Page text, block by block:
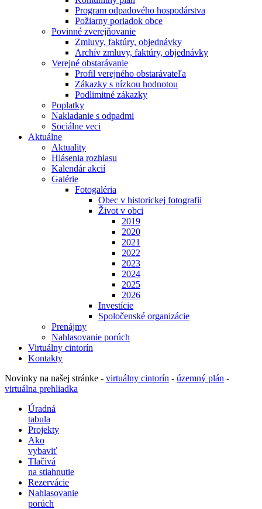
Program odpadového hospodárstva
Požiarny poriadok obce
Povinné zverejňovanie
Zmluvy, faktúry, objednávky
Archív zmluvy, faktúry, objednávky
Verejné obstarávanie
Profil verejného obstarávateľa
Zákazky s nízkou hodnotou
Podlimitné zákazky
Poplatky
Nakladanie s odpadmi
Sociálne veci
Aktuálne
Aktuality
Hlásenia rozhlasu
Kalendár akcií
Galérie
Fotogaléria
Obec v historickej fotografii
Život v obci
2019
2020
2021
2022
2023
2024
2025
2026
Investície
Spoločenské organizácie
Prenájmy
Nahlasovanie porúch
Virtuálny cintorín
Kontakty
Novinky na našej stránke - virtuálny cintorín - územný plán -
virtuálna prehliadka
Úradná
tabula
Projekty
Ako
vybaviť
Tlačivá
na stiahnutie
Rezervácie
Nahlasovanie
porúch